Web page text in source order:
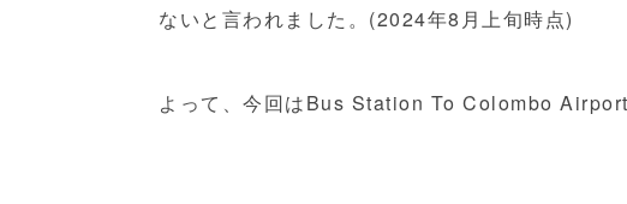
ないと言われました。(2024年8月上旬時点)
よって、今回はBus Station To Colombo Airport